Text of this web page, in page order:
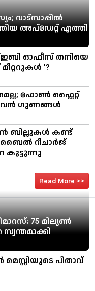
വാട്‌സാപ്പിൽ
അപ്ഡേറ്റ് എത്തി
ഓഫീസ് തനിയെ
'?
ഫോൺ ഫ്ലൈറ്റ്
വൻ ഗുണങ്ങൾ
ബില്ലുകൾ കണ്ട്
റീചാർജ്
കൂട്ടുന്നു
Read More >>
75 മില്യൺ
പിതാവ്